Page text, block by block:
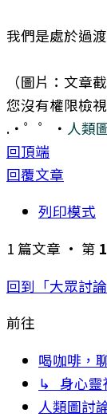
我們是處於過
（圖片：文章
您沒有權限檢
.・゜゜・ 人類
回頂端
回覆文章
列印模式
1 篇文章 • 第 1
回到「大眾討論
前往
喝咖啡，
↳ 身心靈
人類圖討